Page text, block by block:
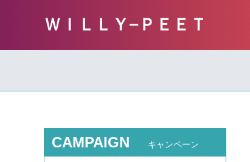
ＷＩＬＬＹ−ＰＥＥＴ
CAMPAIGN キャンペーン